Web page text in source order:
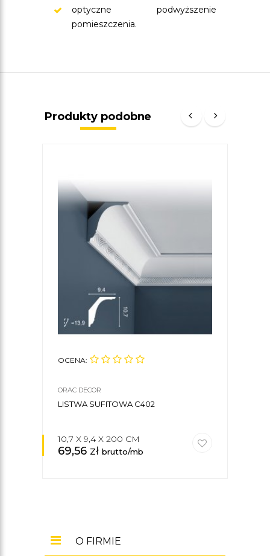
optyczne podwyższenie
pomieszczenia.
Produkty podobne
OCENA:
ORAC DECOR
LISTWA SUFITOWA C402
10,7 X 9,4 X 200 CM
69,56 zł brutto/mb
O FIRMIE